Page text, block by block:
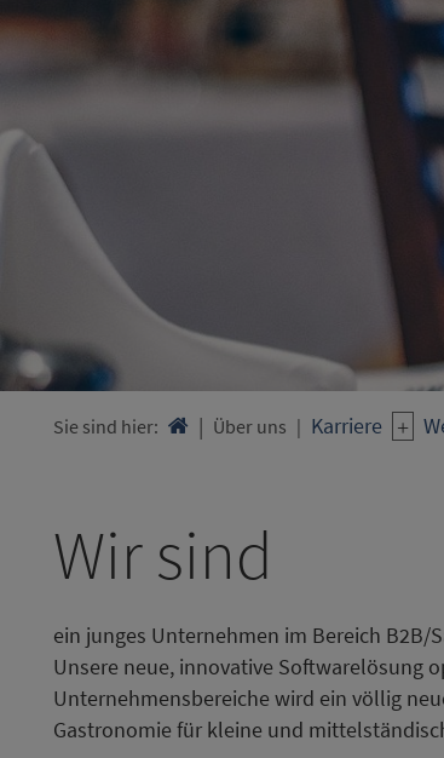
Sie sind hier:  Über uns Karriere
Wir sind
ein junges Unternehmen im Bereich
Unsere neue, innovative Softwarelösung
Unternehmensbereiche wird ein völlig
Gastronomie für kleine und